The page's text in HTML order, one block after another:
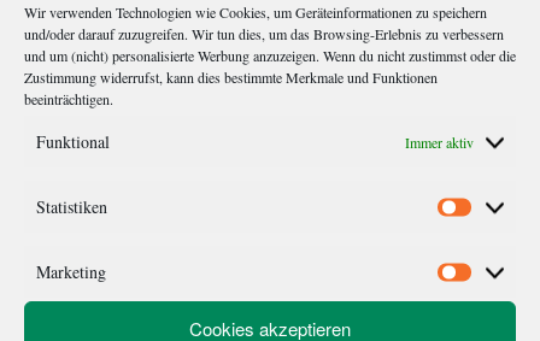
Wir verwenden Technologien wie Cookies, um Geräteinformationen zu speichern
und/oder darauf zuzugreifen. Wir tun dies, um das Browsing-Erlebnis zu verbessern
und um (nicht) personalisierte Werbung anzuzeigen. Wenn du nicht zustimmst oder die
Zustimmung widerrufst, kann dies bestimmte Merkmale und Funktionen
beeinträchtigen.
Funktional Immer aktiv
Statistiken
Marketing
Cookies akzeptieren
Gunnar’s Auftritt
Früher hatte man ihn manchmal für Volker Pispers gehalten,
den Kabarettisten. In einem anderen Leben hätte er um eine
optischen Vergleiche waren, so fremd waren ihm aber die